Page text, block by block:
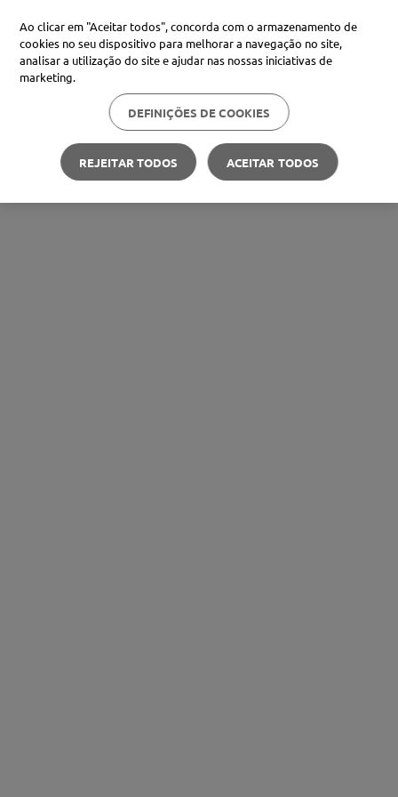
Ao clicar em "Aceitar todos", concorda com o armazenamento de
cookies no seu dispositivo para melhorar a navegação no site,
analisar a utilização do site e ajudar nas nossas iniciativas de
marketing.
DEFINIÇÕES DE COOKIES
REJEITAR TODOS ACEITAR TODOS